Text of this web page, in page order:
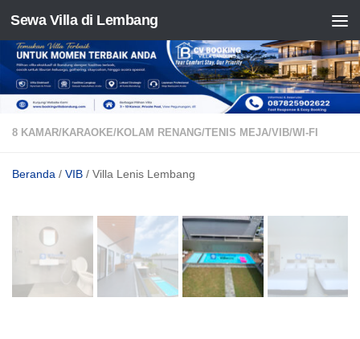
Skip to content
Sewa Villa di Lembang
8 KAMAR/ KARAOKE/ KOLAM RENANG/TENIS MEJA/VIB/WI-FI
Beranda / VIB / Villa Lenis Lembang